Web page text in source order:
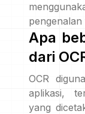
pengenalan
Apa
dari
OCR
aplikasi,
yang